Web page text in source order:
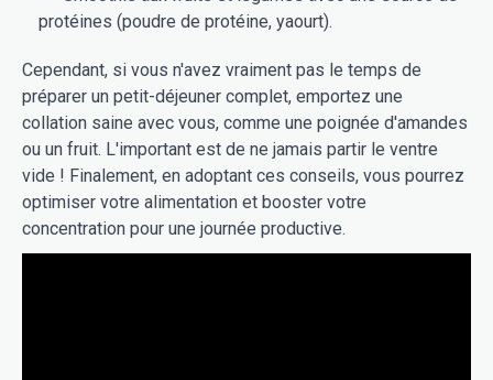
protéines (poudre de protéine, yaourt).
Cependant, si vous n'avez vraiment pas le temps de
préparer un petit-déjeuner complet, emportez une
collation saine avec vous, comme une poignée d'amandes
ou un fruit. L'important est de ne jamais partir le ventre
vide ! Finalement, en adoptant ces conseils, vous pourrez
optimiser votre alimentation et booster votre
concentration pour une journée productive.